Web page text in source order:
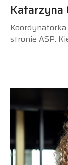
Katarzyna
stronie ASP.